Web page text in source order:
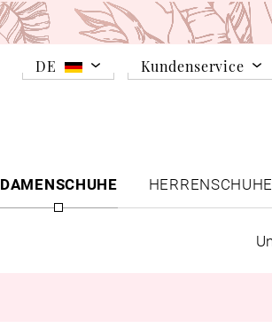
DE Kundenservice
DAMENSCHUHE
HERRENSCHUHE